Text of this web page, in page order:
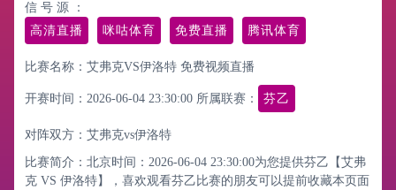
信 号 源 ：
高清直播
咪咕体育 免费直播 腾讯体育
比赛名称：艾弗克VS伊洛特 免费视频直播
开赛时间：2026-06-04 23:30:00 所属联赛： 芬乙
对阵双方：艾弗克vs伊洛特
比赛简介：北京时间：2026-06-04 23:30:00为您提供芬乙【艾弗
克 VS 伊洛特】，喜欢观看芬乙比赛的朋友可以提前收藏本页面